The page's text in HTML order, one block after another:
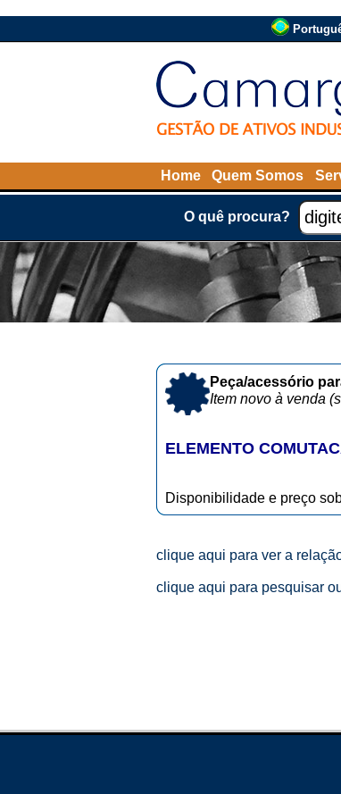
Home Quem Somos
O quê procura?
Peça/acessório
Item novo à venda
ELEMENTO
Disponibilidade e preço
clique aqui para ver a
clique aqui para pesquisar